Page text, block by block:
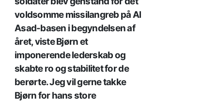
voldsomme missilangreb på Al
Asad-basen i begyndelsen af
året, viste Bjørn et
imponerende lederskab og
skabte ro og stabilitet for de
berørte. Jeg vil gerne takke
Bjørn for hans store